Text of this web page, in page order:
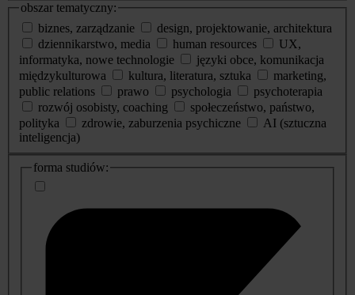
obszar tematyczny:
biznes, zarządzanie
design, projektowanie, architektura
dziennikarstwo, media
human resources
UX,
informatyka, nowe technologie
języki obce, komunikacja
międzykulturowa
kultura, literatura, sztuka
marketing,
public relations
prawo psychologia
psychoterapia
rozwój osobisty, coaching
społeczeństwo, państwo,
polityka
zdrowie, zaburzenia psychiczne
AI (sztuczna
inteligencja)
dodatkowe
informacje
forma studiów: